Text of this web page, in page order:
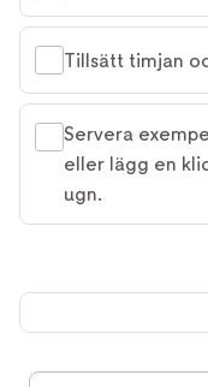
Tillsätt timjan
Servera
eller lägg en
ugn.